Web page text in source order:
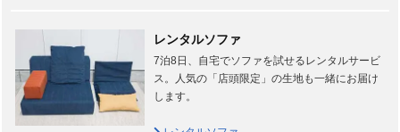
レンタルソファ
7泊8日、自宅でソファを試せるレンタルサービ
ス。人気の「店頭限定」の生地も一緒にお届け
します。